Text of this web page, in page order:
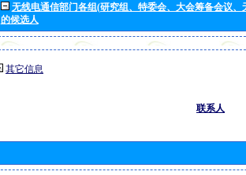
无线电通信部门各组(研究组、特委会、大会筹备会议
的候选人
其它信息
联系人